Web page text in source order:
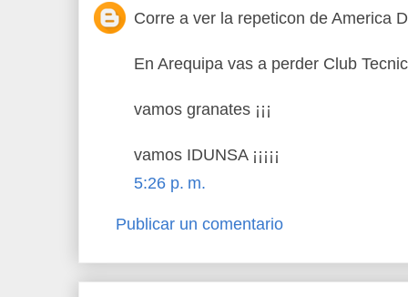
Corre a ver la repeticon de America
En Arequipa vas a perder Club
vamos granates ¡¡¡
vamos IDUNSA ¡¡¡¡¡
5:26 p. m.
Publicar un comentario